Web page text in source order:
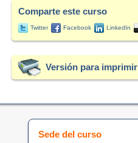
Comparte este curso
Twitter Facebook LinkedIn
Versión para imprimir
Sede del curso